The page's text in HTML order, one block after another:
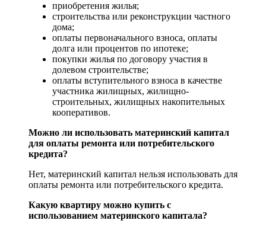
приобретения жилья;
строительства или реконструкции частного
дома;
оплаты первоначального взноса, оплаты
долга или процентов по ипотеке;
покупки жилья по договору участия в
долевом строительстве;
оплаты вступительного взноса в качестве
участника жилищных, жилищно-
строительных, жилищных накопительных
кооперативов.
Можно ли использовать материнский капитал
для оплаты ремонта или потребительского
кредита?
Нет, материнский капитал нельзя использовать для
оплаты ремонта или потребительского кредита.
Какую квартиру можно купить с
использованием материнского капитала?